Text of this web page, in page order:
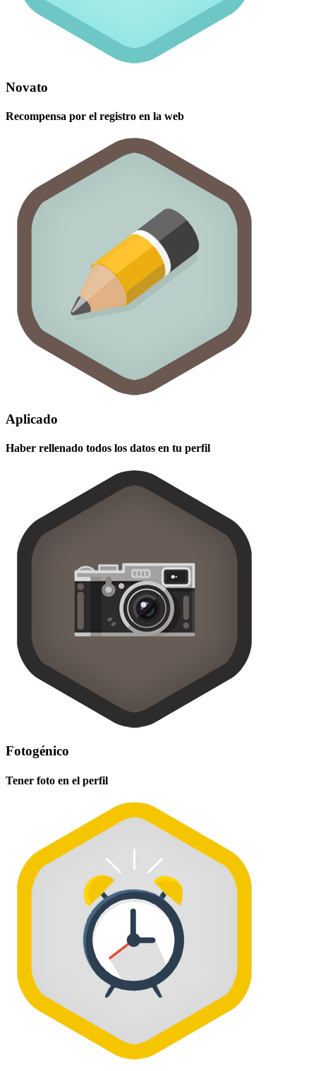
Novato
Recompensa por el registro en la web
Aplicado
Haber rellenado todos los datos en tu perfil
Fotogénico
Tener foto en el perfil